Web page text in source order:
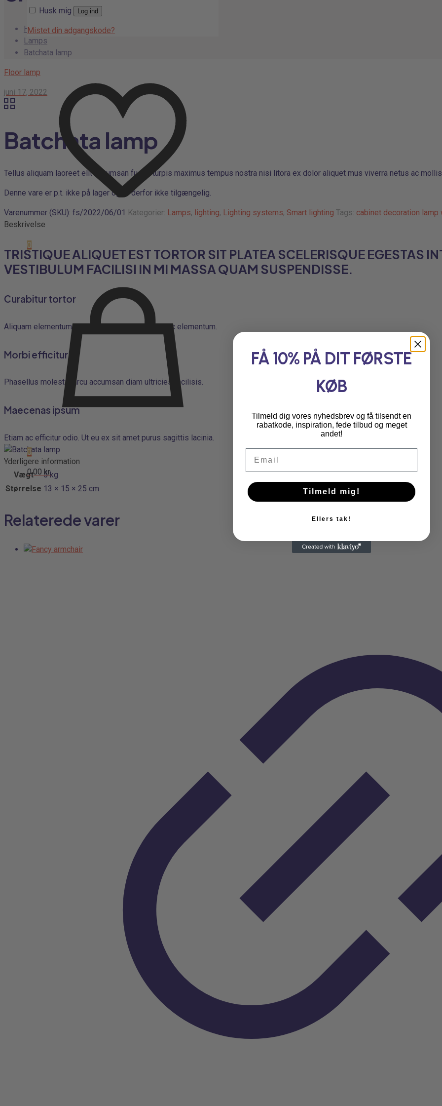
Husk mig Log ind
Mistet din adgangskode?
0
0
0,00 kr.
Home
Lamps
Batchata lamp
Floor lamp
juni 17, 2022
Batchata lamp
Tellus aliquam laoreet elit accumsan fusce turpis maximus tempus nostra nisi litora ex dolor aliquet mus viverra netus ac mollis
Denne vare er p.t. ikke på lager og er derfor ikke tilgængelig.
Varenummer (SKU): fs/2022/06/01 Kategorier: Lamps, lighting, Lighting systems, Smart lighting Tags: cabinet decoration lamp
Beskrivelse
TRISTIQUE ALIQUET EST TORTOR SIT PLATEA SCELERISQUE EGESTAS
VESTIBULUM FACILISI IN MI MASSA QUAM SUSPENDISSE.
Curabitur tortor
Aliquam elementum ligula erat arcu maecenas hac elementum.
Morbi efficitur
Phasellus molestie arcu accumsan diam ultricies facilisis.
Maecenas ipsum
Etiam ac efficitur odio. Ut eu ex sit amet purus sagittis lacinia.
Yderligere information
Vægt
5 kg
Størrelse 13 × 15 × 25 cm
Relaterede varer
FÅ 10% PÅ DIT FØRSTE
KØB
Tilmeld dig vores nyhedsbrev og få tilsendt en
rabatkode, inspiration, fede tilbud og meget
andet!
Tilmeld mig!
Ellers tak!